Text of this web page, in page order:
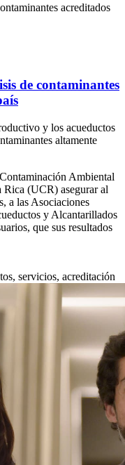
acreditados
de contaminantes
y los acueductos
altamente
Ambiental
(UCR) asegurar al
a las Asociaciones
y Alcantarillados
que sus resultados
servicios, acreditación